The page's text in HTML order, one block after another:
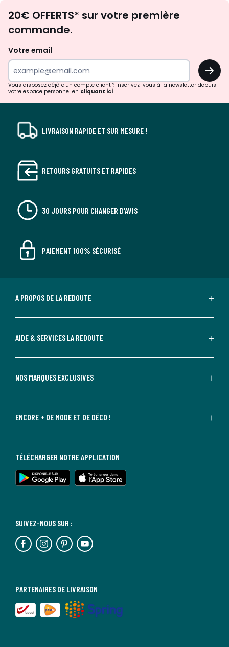
d'inspirations
surprises?
20€ OFFERTS* sur votre première
commande.
Votre email
OK
Vous disposez déjà d'un compte client ? Inscrivez-vous à la newsletter depuis
votre espace personnel en cliquant ici
LIVRAISON RAPIDE ET SUR MESURE !
RETOURS GRATUITS ET RAPIDES
30 JOURS POUR CHANGER D'AVIS
PAIEMENT 100% SÉCURISÉ
A PROPOS DE LA REDOUTE
AIDE & SERVICES LA REDOUTE
NOS MARQUES EXCLUSIVES
ENCORE + DE MODE ET DE DÉCO !
PARTENAIRES DE LIVRAISON
SUIVEZ-NOUS SUR :
TÉLÉCHARGER NOTRE APPLICATION